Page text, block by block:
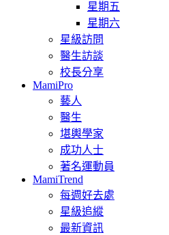
星期五
星期六
星級訪問
醫生訪談
校長分享
MamiPro
藝人
醫生
堪輿學家
成功人士
著名運動員
MamiTrend
每週好去處
星級追縱
最新資訊